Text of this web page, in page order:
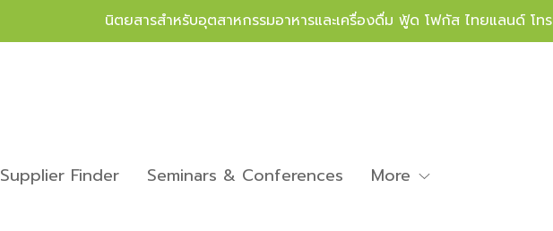
นิตยสารสำหรับอุตสาหกรรมอาหารและเครื่องดื่ม ฟู้ด โฟกัส ไทยแลนด์ โทร
Supplier Finder Seminars & Conferences More